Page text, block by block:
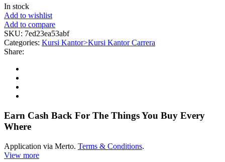
In stock
Add to wishlist
Add to compare
SKU: 7ed23ea53abf
Categories: Kursi Kantor>Kursi Kantor Carrera
Share:
Earn Cash Back For The Things You Buy Every
Where
Application via Merto. Terms & Conditions.
View more